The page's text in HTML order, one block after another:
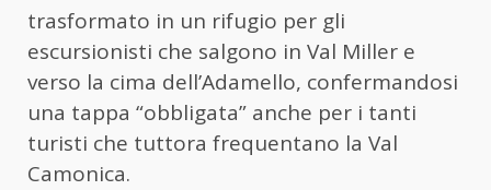
trasformato in un rifugio per gli
escursionisti che salgono in Val Miller e
verso la cima dell’Adamello, confermandosi
una tappa “obbligata” anche per i tanti
turisti che tuttora frequentano la Val
Camonica.